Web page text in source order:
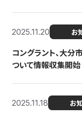
2025.11.20 お
コングラント、大
ついて情報収集開始
2025.11.18 お